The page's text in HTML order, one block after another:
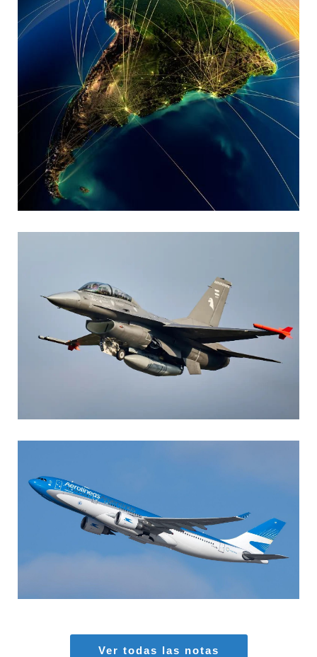
MARIA SONZINI
Aviación Comercial
Aviación General
AGUSTIN BOFFI
Aviación Militar, Fuerza Aérea Argentina
MARIA SONZINI
Ver todas las notas